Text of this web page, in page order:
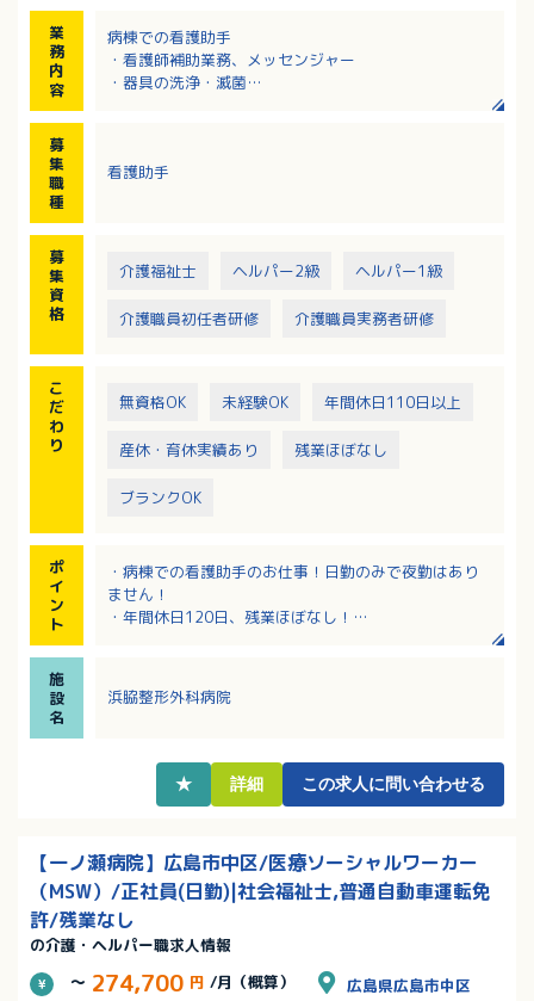
業
務
内
容
病棟での看護助手
・看護師補助業務、メッセンジャー
・器具の洗浄・滅菌
募
集
職
種
看護助手
募
集
資
格
介護福祉士 ヘルパー2級 ヘルパー1級
介護職員初任者研修 介護職員実務者研修
こ
だ
わ
り
無資格OK 未経験OK 年間休日110日以上
産休・育休実績あり 残業ほぼなし
ブランクOK
ポ
イ
ン
ト
・病棟での看護助手のお仕事！日勤のみで夜勤はあり
ません！
・年間休日120日、残業ほぼなし！
施
設
名
浜脇整形外科病院
★ 詳細 この求人に問い合わせる
【一ノ瀬病院】広島市中区/医療ソーシャルワーカー
（MSW）/正社員(日勤)|社会福祉士,普通自動車運転免
許/残業なし
の介護・ヘルパー職求人情報
～ 274,700 円 /月（概算） 広島県広島市中区